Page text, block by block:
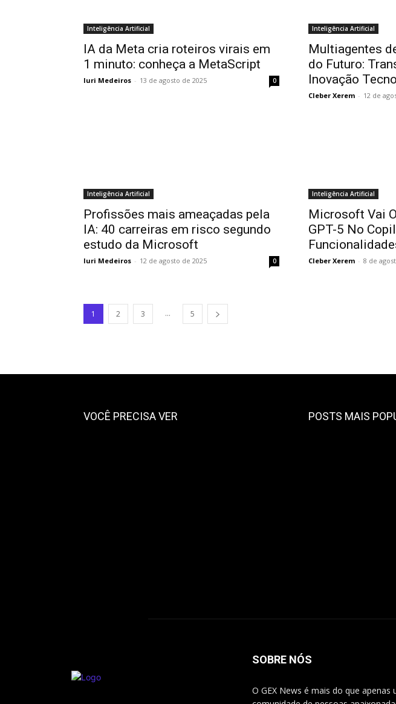
Inteligência Artificial
IA da Meta cria roteiros virais em
1 minuto: conheça a MetaScript
Iuri Medeiros - 13 de agosto de 2025 0
Inteligência Artificial
Multiagentes
do Futuro:
Inovação
Cleber Xerem - 12 de
Inteligência Artificial
Profissões mais ameaçadas pela
IA: 40 carreiras em risco segundo
estudo da Microsoft
Iuri Medeiros - 12 de agosto de 2025 0
Inteligência Artificial
Microsoft Vai
GPT-5 No
Cleber Xerem - 8 de
1 2 3 ... 5
VOCÊ PRECISA VER POSTS MAIS
SOBRE NÓS
O GEX News é mais do que apenas